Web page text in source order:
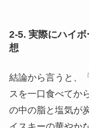
2-5. 実際にハイ
想
結論から言うと、
スを一口食べてか
の中の脂と塩気が